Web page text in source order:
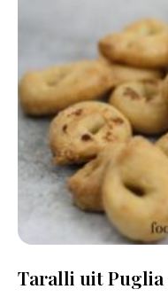
Taralli uit Puglia